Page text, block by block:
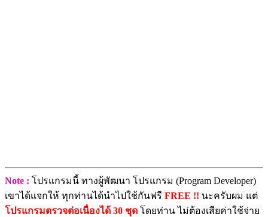
Note : โปรแกรมนี้ ทางผู้พัฒนา โปรแกรม (Program Developer)
เขาได้แจกให้ ทุกท่านได้นำไปใช้กันฟรี FREE !! นะครับผม แต่
โปรแกรมตรวจต่อเนื่องได้ 30 ชุด โดยท่าน ไม่ต้องเสียค่าใช้จ่าย